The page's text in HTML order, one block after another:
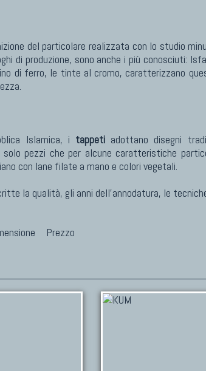
del particolare realizzata con lo studio
di produzione, sono anche i più conosciuti:
di ferro, le tinte al cromo, caratterizzano
Islamica, i tappeti adottano disegni
solo pezzi che per alcune caratteristiche
con lane filate a mano e colori vegetali.
la qualità, gli anni dell'annodatura, le
Prezzo